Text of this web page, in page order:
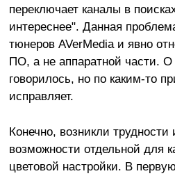
переключает каналы в
интереснее". Данная
тюнеров AVerMedia и явно
ПО, а не аппаратной части. О
говорилось, но по каким-то
исправляет.
Конечно, возникли трудности
возможности отдельной для
цветовой настройки. В